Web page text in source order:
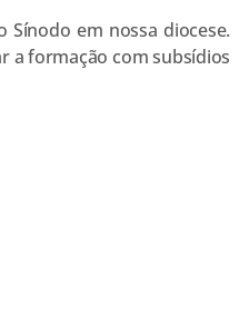
em nossa diocese.
a formação com subsídios